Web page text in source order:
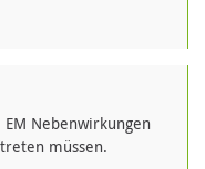
Nebenwirkungen
müssen.